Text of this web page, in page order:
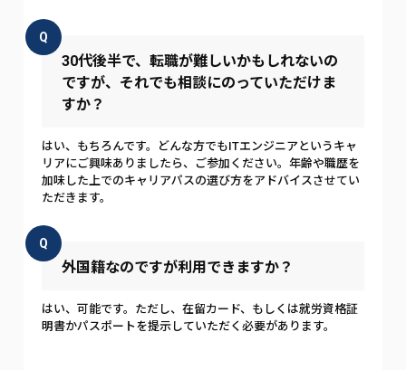
Q
30代後半で、転職が難しいかもしれないの
ですが、それでも相談にのっていただけま
すか？
はい、もちろんです。どんな方でもITエンジニアというキャ
リアにご興味ありましたら、ご参加ください。年齢や職歴を
加味した上でのキャリアパスの選び方をアドバイスさせてい
ただきます。
Q
外国籍なのですが利用できますか？
はい、可能です。ただし、在留カード、もしくは就労資格証
明書かパスポートを提示していただく必要があります。